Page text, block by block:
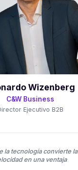
Wizenberg
C&W Business
Ejecutivo B2B
la tecnología convierte la
en una ventaja